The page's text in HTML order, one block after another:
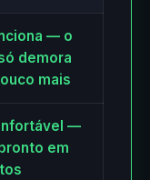
— o
demora
mais
—
em